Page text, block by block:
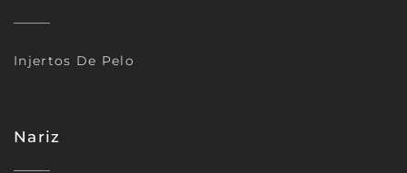
Injertos De Pelo
Nariz